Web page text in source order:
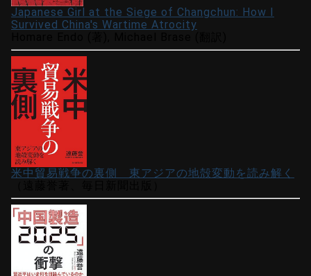
Japanese Girl at the Siege of Changchun: How I
Survived China's Wartime Atrocity
米中貿易戦争の裏側 東アジアの地殻変動を読み解く